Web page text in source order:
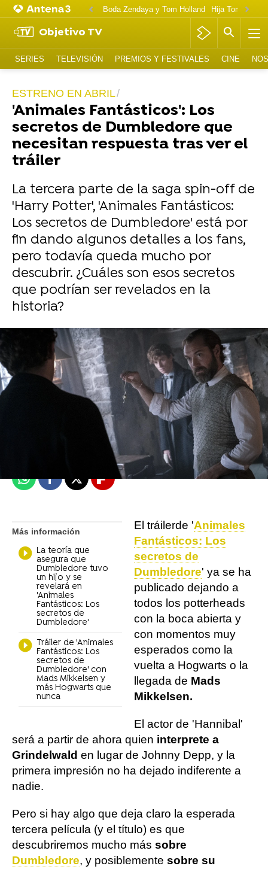
Boda Zendaya y Tom Holland Hija Tom
Objetivo TV
SERIES TELEVISIÓN PREMIOS Y FESTIVALES CINE
ESTRENO EN ABRIL
'Animales Fantásticos': Los
secretos de Dumbledore que
necesitan respuesta tras ver el
tráiler
La tercera parte de la saga spin-off de
'Harry Potter', 'Animales Fantásticos:
Los secretos de Dumbledore' está por
fin dando algunos detalles a los fans,
pero todavía queda mucho por
descubrir. ¿Cuáles son esos secretos
que podrían ser revelados en la
historia?
Isabel S. Samaniego
Madrid
14 de diciembre de 2021, 12:42
WhatsappFacebook
X Flipboard
Más información
La teoría que
asegura que
Dumbledore tuvo
un hijo y se
revelará en
'Animales
Fantásticos: Los
secretos de
Dumbledore'
Tráiler de 'Animales
Fantásticos: Los
secretos de
Dumbledore' con
Mads Mikkelsen y
más Hogwarts que
nunca
El tráilerde 'Animales
Fantásticos: Los
secretos de
Dumbledore' ya se ha
publicado dejando a
todos los potterheads
con la boca abierta y
con momentos muy
esperados como la
vuelta a Hogwarts o la
llegada de Mads
Mikkelsen.
El actor de 'Hannibal'
será a partir de ahora quien interprete a
Grindelwald en lugar de Johnny Depp, y la
primera impresión no ha dejado indiferente a
nadie.
Pero si hay algo que deja claro la esperada
tercera película (y el título) es que
descubriremos mucho más sobre
Dumbledore, y posiblemente sobre su